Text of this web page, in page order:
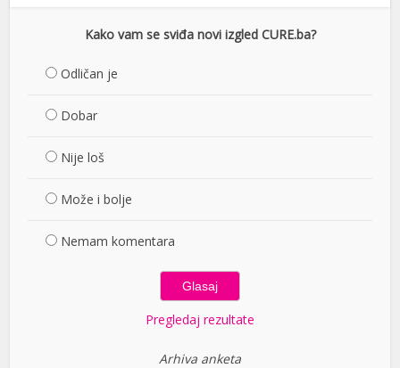
Kako vam se sviđa novi izgled CURE.ba?
Odličan je
Dobar
Nije loš
Može i bolje
Nemam komentara
Pregledaj rezultate
Arhiva anketa